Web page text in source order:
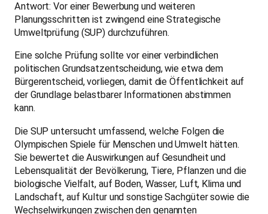
Antwort: Vor einer Bewerbung und weiteren
Planungsschritten ist zwingend eine Strategische
Umweltprüfung (SUP) durchzuführen.
Eine solche Prüfung sollte vor einer verbindlichen
politischen Grundsatzentscheidung, wie etwa dem
Bürgerentscheid, vorliegen, damit die Öffentlichkeit auf
der Grundlage belastbarer Informationen abstimmen
kann.
Die SUP untersucht umfassend, welche Folgen die
Olympischen Spiele für Menschen und Umwelt hätten.
Sie bewertet die Auswirkungen auf Gesundheit und
Lebensqualität der Bevölkerung, Tiere, Pflanzen und die
biologische Vielfalt, auf Boden, Wasser, Luft, Klima und
Landschaft, auf Kultur und sonstige Sachgüter sowie die
Wechselwirkungen zwischen den genannten